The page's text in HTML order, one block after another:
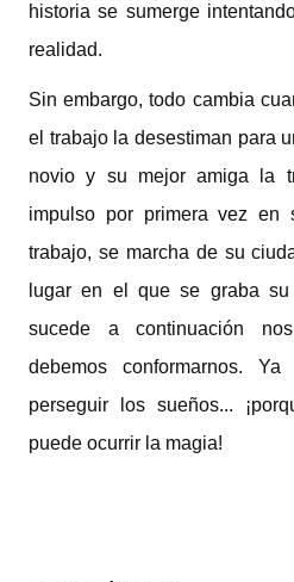
historia se sumerge
realidad.
Sin embargo, todo cambia
el trabajo la desestiman para
novio y su mejor amiga la
impulso por primera vez en
trabajo, se marcha de su
lugar en el que se graba
sucede a continuación
debemos conformarnos.
perseguir los sueños...
puede ocurrir la magia!